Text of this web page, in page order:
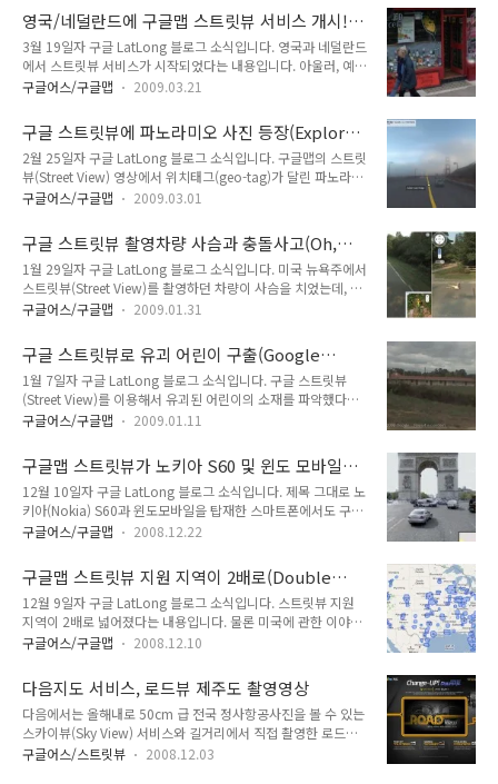
분위기가 비슷하죠? 그런데, 이건 연출된 사진이랍니다. 즉,
BBC 뉴스 맨 아래를 보시면, 런던시와 구글이 서로 협력해서 이
렇게 사진을 촬영했고, 스트릿뷰를 오픈할 때 뉴스를 통해 알린
것입니다. 직접 찾아보시려면 여기를 눌러보시면 됩니다. (via
Google Maps Mania) 아참, 예전에 구글어스에서 월리를 찾아
뷰에 뮤직비디오 촬영장면이 잡혔습니다. 아래 사진에서는 아직
촬영전..
영국/네덜란드에 구글맵 스트릿뷰 서비스 개시!
(Street View cures the homesick blues)
3월 19일자 구글 LatLong 블로그 소식입니다. 영국과 네덜란드
에서 스트릿뷰 서비스가 시작되었다는 내용입니다. 아울러, 예전
에 오픈된 프랑스, 이탈리아, 스페인 지역의 스트릿뷰 대상지역
및 경기도 수도권을 대상으로 이미 로드뷰 서비스를 하고 있기
때문에 예전처럼 마구 부럽다는 느낌은 안드네요. 하지만, 아래
원문을 보시면, 구글맵 API 또는 맵플릿(mapplets)에 스트릿뷰
영상을 추가하는 것이 그다지 어려운 일이 아니어서, 이미 몇 개
사이트가 스트릿뷰를 이용한다고 되어 있습니다. 이 점은 상당히
작업중이라는 소식이 있으니 좀 기대해 봐도 좋을라나요~~ 생각
난 김에 ..
구글어스/구글맵 2009.03.21
구글 스트릿뷰에 파노라미오 사진 등장(Explore
more with User Photos in Street View)
2월 25일자 구글 LatLong 블로그 소식입니다. 구글맵의 스트릿
뷰(Street View) 영상에서 위치태그(geo-tag)가 달린 파노라미
오(Panoramio)의 사진을 감상할 수 있게 되었다는 내용입니
든 정보를 통합하는 플랫폼이 될 것이라고 이야기했다고 하던데,
저는 스트릿뷰와 파노라미오의 결합이 바로 이것을 실증적으로
보여준 예라는 생각이 들었습니다. 즉, 위치가 핵심은 아닐지라
도, 위치가 표시되어 있는 콘텐츠는 이처럼 이질적으로 보이는
정보들도 서로 연결할 수 있다는 것입니다. 서론이 길었는데, 샌
아래는 스트릿뷰(Street View)를 띄워본 모습입니다. 오른쪽
위..
구글어스/구글맵 2009.03.01
구글 스트릿뷰 촬영차량 사슴과 충돌사고(Oh,
deer: Street View and road safety
reminders)
1월 29일자 구글 LatLong 블로그 소식입니다. 미국 뉴욕주에서
스트릿뷰(Street View)를 촬영하던 차량이 사슴을 치었는데, 그
와 관련된 내용입니다. 이 사슴과 충돌한 사진은 스트릿뷰 영상
지금은 지워졌다고 합니다. 아래는 구글 검색을 통해 여기에서
찾은 당시의 스트릿뷰 영상입니다. 다행히, 이 사슴은 크게 다치
지 않아 경찰이 도착했을 때는 사라졌다고 합니다. 해당 지점은
여기를 누르면 되는데, 현재는 더이상 볼 수 없는 이미지라고 뜹
니다. 이런 사진이 등장한 게 참 의아합니다. 사실 스트릿뷰 차량
운전만 하는 거니까요. 하지만, 이 운전자는 당시 상황을 경찰과
스트릿뷰..
구글어스/구글맵 2009.01.31
구글 스트릿뷰로 유괴 어린이 구출(Google
Street View helps find kidnapped Mass.
child)
1월 7일자 구글 LatLong 블로그 소식입니다. 구글 스트릿뷰
(Street View)를 이용해서 유괴된 어린이의 소재를 파악했다는
내용입니다. 원래 기사인 Worcester Telegram & Gazette를
고 있던 핸드폰의 신호를 추적하여, 어린이의 위치를 확인했고,
해당 위치의 스트릿뷰 영상을 확인하니 모텔을 발견, 그 모텔로
찾아가 그 아이를 찾을 수 있었다는 내용입니다. 아래에 삽입한
그림은 어린이가 유괴된 모텔의 모습입니다. View Larger Map
사실 이 기사를 잘 보면, 스트릿뷰는 결정적인 역할을 한 것이 아
정확한 위치를 잡을 수 있었다는 것이 ..
구글어스/구글맵 2009.01.11
구글맵 스트릿뷰가 노키아 S60 및 윈도 모바일에
도(Street View for Nokia S60 and Windows
Mobile)
12월 10일자 구글 LatLong 블로그 소식입니다. 제목 그대로 노
키아(Nokia) S60과 윈도모바일을 탑재한 스마트폰에서도 구글
맵(Google Maps) 스트릿뷰(Street View)를 사용할 수 있게 되
Mobile Blog)를 읽어보시면 되는데요, 모바일 구글맵(Google
Maps for mobile)을 2.3으로 업그레이드 하면서 노키아 S60
과 윈도 모바일(Windows Mobile)을 지원하게 되었다고 합니
다. 참고로, 지금까지는 안드로이드(Android), 블랙베리
(BlackBerry), 아이폰(iPhone) 등의 스마트폰만 스트릿뷰 영상
Mobile B..
구글어스/구글맵 2008.12.22
구글맵 스트릿뷰 지원 지역이 2배로(Double
the coverage, double the fun)
12월 9일자 구글 LatLong 블로그 소식입니다. 스트릿뷰 지원
지역이 2배로 넓어졌다는 내용입니다. 물론 미국에 관한 이야기
구요. 서비스 지역이 2배로 넓어졌다는 게 감이 잘 안오시겠지
습니다. 아래는 구글 공식 블로그에서 가져온 그림입니다. 이 상
태로만 봐서는 미국 거의 전역에서 스트릿뷰(Street View)를 사
용할 수 있을 것 같네요. 아울러 구글 공식 블로그의 글을 읽어보
시면, 올 한해동안 구글맵 스트릿뷰(Google Maps Street
View)에 어떠한 변화가 일어났는지가 약간 정리되어 있습니다.
구글어스/구글맵 2008.12.10
다음지도 서비스, 로드뷰 제주도 촬영영상
다음에서는 올해내로 50cm 급 전국 정사항공사진을 볼 수 있는
스카이뷰(Sky View) 서비스와 길거리에서 직접 촬영한 로드뷰
(Road View) 서비스를 공개할 예정입니다. 로드뷰는 처음 언론
구글어스/스트릿뷰 2008.12.03